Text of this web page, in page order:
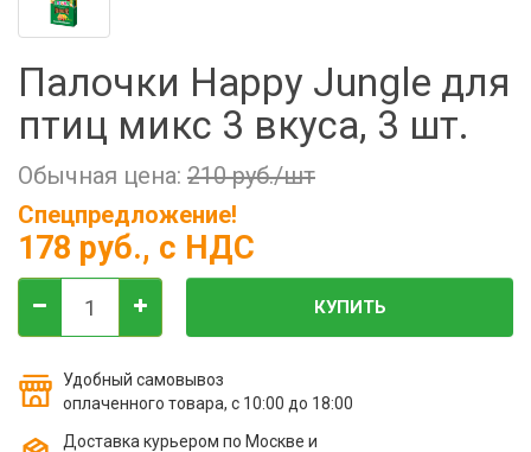
Фильтры молочные
Электронная маркировка коров
Палочки Happy Jungle для
птиц микс 3 вкуса, 3 шт.
Обычная цена: 210 руб./шт
Спецпредложение!
178 руб., с НДС
КУПИТЬ
Удобный самовывоз
оплаченного товара, с 10:00 до 18:00
Доставка курьером по Москве и